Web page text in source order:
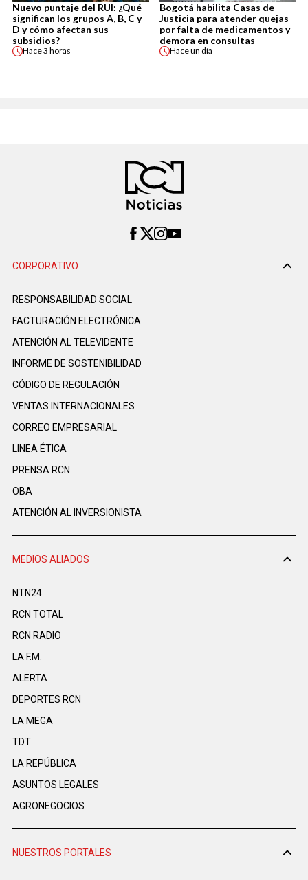
Nuevo puntaje del RUI: ¿Qué
significan los grupos A, B, C y
D y cómo afectan sus
subsidios?
Hace3 horas
Bogotá habilita Casas de
Justicia para atender quejas
por falta de medicamentos y
demora en consultas
Haceun día
CORPORATIVO
RESPONSABILIDAD SOCIAL
FACTURACIÓN ELECTRÓNICA
ATENCIÓN AL TELEVIDENTE
INFORME DE SOSTENIBILIDAD
CÓDIGO DE REGULACIÓN
VENTAS INTERNACIONALES
CORREO EMPRESARIAL
LINEA ÉTICA
PRENSA RCN
OBA
ATENCIÓN AL INVERSIONISTA
MEDIOS ALIADOS
NTN24
RCN TOTAL
RCN RADIO
LA F.M.
ALERTA
DEPORTES RCN
LA MEGA
TDT
LA REPÚBLICA
ASUNTOS LEGALES
AGRONEGOCIOS
NUESTROS PORTALES